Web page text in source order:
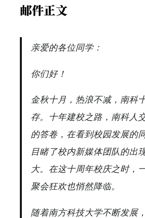
邮件正文
亲爱的各位同学：
你们好！
金秋十月，热浪不减，南科
存。十年建校之路，南科人
的答卷，在看到校园发展的
目睹了校内新媒体团队的出
大。在这十周年校庆之时，
聚会狂欢也悄然降临。
随着南方科技大学不断发展